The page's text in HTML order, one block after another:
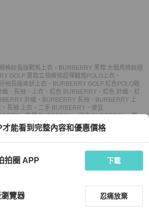
格紋長版戰馬上衣 、 BURBERRY 黑標 大戰馬條紋經
GOLF 夏款立領橫條超彈戰馬POLO上衣 、
袖長版傘狀上衣 、 BURBERRY GOLF 紅色POLO戰
織 、 長袖 、 上衣 、 紅色 BURBERRY 、 紅色 針織 、 紅
針織 、 BURBERRY 長袖 、 BURBERRY 上
、 長袖 上衣 、 二手 BURBERRY 、 便宜
、熱門 BURBERRY、中古 BURBERRY、推
、 便宜 長袖、小資 長袖、 熱門 長袖 、中古 長袖
上衣、小資 上衣、熱門 上衣、中古 上衣
能看到完整內容和優惠價格
拍圈 APP 下載
覽器 忍痛放棄